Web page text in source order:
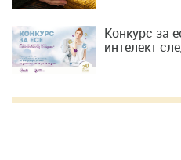
Конкурс за
интелект